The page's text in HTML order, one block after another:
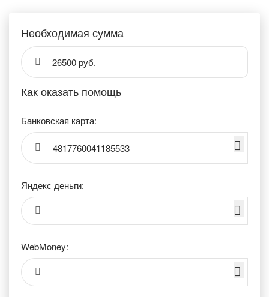
Необходимая сумма
26500 руб.
Как оказать помощь
Банковская карта:
4817760041185533
Яндекс деньги:
WebMoney: